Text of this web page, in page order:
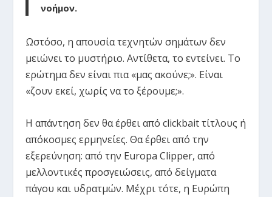
νοήμον.
Ωστόσο, η απουσία τεχνητών σημάτων δεν
μειώνει το μυστήριο. Αντίθετα, το εντείνει. Το
ερώτημα δεν είναι πια «μας ακούνε;». Είναι
«ζουν εκεί, χωρίς να το ξέρουμε;».
Η απάντηση δεν θα έρθει από clickbait τίτλους ή
απόκοσμες ερμηνείες. Θα έρθει από την
εξερεύνηση: από την Europa Clipper, από
μελλοντικές προσγειώσεις, από δείγματα
πάγου και υδρατμών. Μέχρι τότε, η Ευρώπη